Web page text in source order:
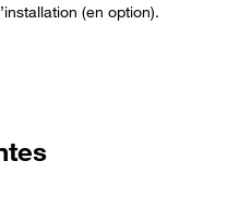
(en option).